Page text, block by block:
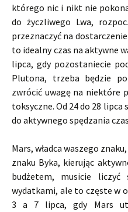
którego nic i nikt nie
do życzliwego Lwa,
przeznaczyć na
to idealny czas na aktywne
lipca, gdy pozostaniecie
Plutona, trzeba będzie
zwrócić uwagę na niektóre
toksyczne. Od 24 do 28 lipca
do aktywnego spędzania
Mars, władca waszego
znaku Byka, kierując
budżetem, musicie
wydatkami, ale to częste w
3 a 7 lipca, gdy Mars